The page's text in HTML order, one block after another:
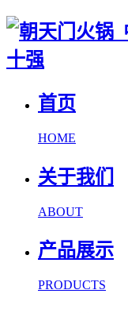
首页
HOME
关于我们
ABOUT
产品展示
PRODUCTS